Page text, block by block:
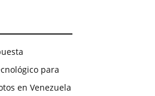
para
en Venezuela